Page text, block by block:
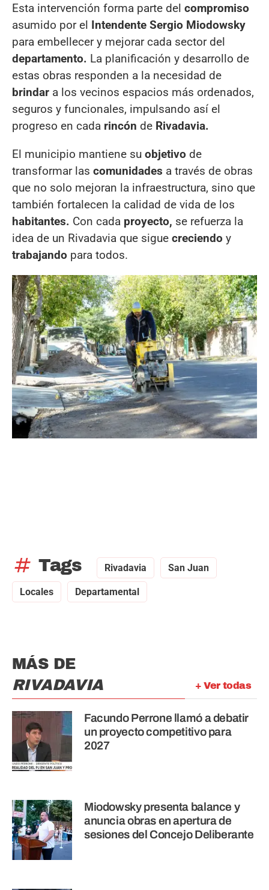
Esta intervención forma parte del compromiso
asumido por el Intendente Sergio Miodowsky
para embellecer y mejorar cada sector del
departamento. La planificación y desarrollo de
estas obras responden a la necesidad de
brindar a los vecinos espacios más ordenados,
seguros y funcionales, impulsando así el
progreso en cada rincón de Rivadavia.
El municipio mantiene su objetivo de
transformar las comunidades a través de obras
que no solo mejoran la infraestructura, sino que
también fortalecen la calidad de vida de los
habitantes. Con cada proyecto, se refuerza la
idea de un Rivadavia que sigue creciendo y
trabajando para todos.
tag Tags Rivadavia San Juan
Locales Departamental
+ Ver todas
MÁS DE
RIVADAVIA
Facundo Perrone llamó a debatir
un proyecto competitivo para
2027
Miodowsky presenta balance y
anuncia obras en apertura de
sesiones del Concejo Deliberante